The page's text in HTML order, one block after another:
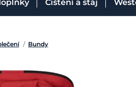
Čištění a stáj
/ Bundy